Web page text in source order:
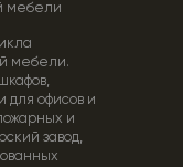
мебели
мебели.
для офисов и
и
завод,